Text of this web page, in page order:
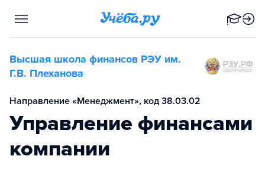
Высшая школа финансов РЭУ им.
Г.В. Плеханова
Направление «Менеджмент», код 38.03.02
Управление финансами
компании